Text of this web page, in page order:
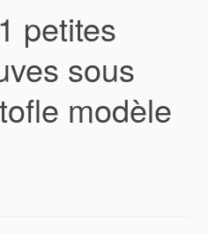
petites
sous
modèle